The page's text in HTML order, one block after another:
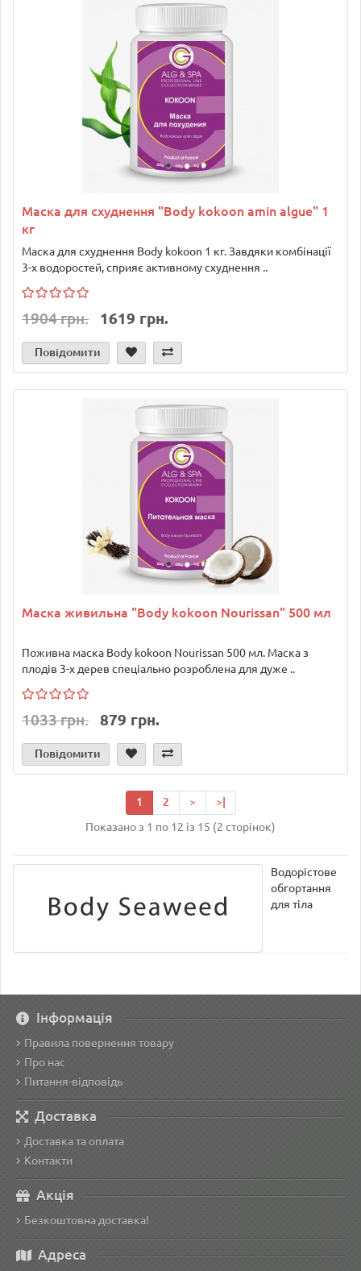
Маска для схуднення "Body kokoon amin algue" 1
кг
Маска для схуднення Body kokoon 1 кг. Завдяки комбінації
3-х водоростей, сприяє активному схуднення ..
1904 грн. 1619 грн.
Повідомити
Маска живильна "Body kokoon Nourissan" 500 мл
Поживна маска Body kokoon Nourissan 500 мл. Маска з
плодів 3-х дерев спеціально розроблена для дуже ..
1033 грн. 879 грн.
Повідомити
1 2 >
>|
Показано з 1 по 12 із 15 (2 сторінок)
Водорістове
обгортання
для тіла
Інформація
Правила повернення товару
Про нас
Питання-відповідь
Доставка
Доставка та оплата
Контакти
Акція
Безкоштовна доставка!
Адреса